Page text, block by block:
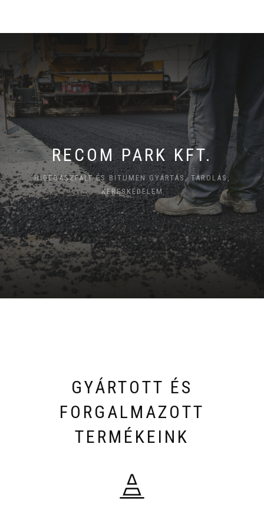
RECOM PARK KFT.
HIDEGASZFALT ÉS BITUMEN GYÁRTÁS, TÁROLÁS,
KERESKEDELEM
GYÁRTOTT ÉS
FORGALMAZOTT
TERMÉKEINK